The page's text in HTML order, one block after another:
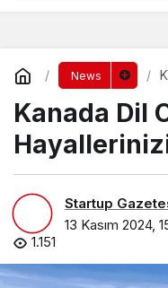
News
Kanada Dil
Startup
13 Kasım 2024,
1.151